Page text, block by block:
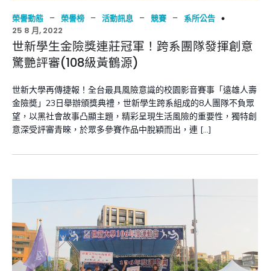
榮譽動態 – 榮譽榜 – 活動訊息 – 競賽 – 系所公告
25 8 月, 2022
世新學生金險獎連莊冠軍！跨系團隊發揮創意
驚艷評審(108級黃鶴源)
世新大學再傳捷報！全台最具風險意識的校園影音賽事「遠雄人壽
金險奬」23日舉辦頒獎典禮，世新學生跨系組成的8人團隊不負眾
望，以黑社會故事凸顯主題，精彩呈現生活風險的重要性，獨特創
意深受評審青睞，於眾多參賽作品中脫穎而出，連 […]